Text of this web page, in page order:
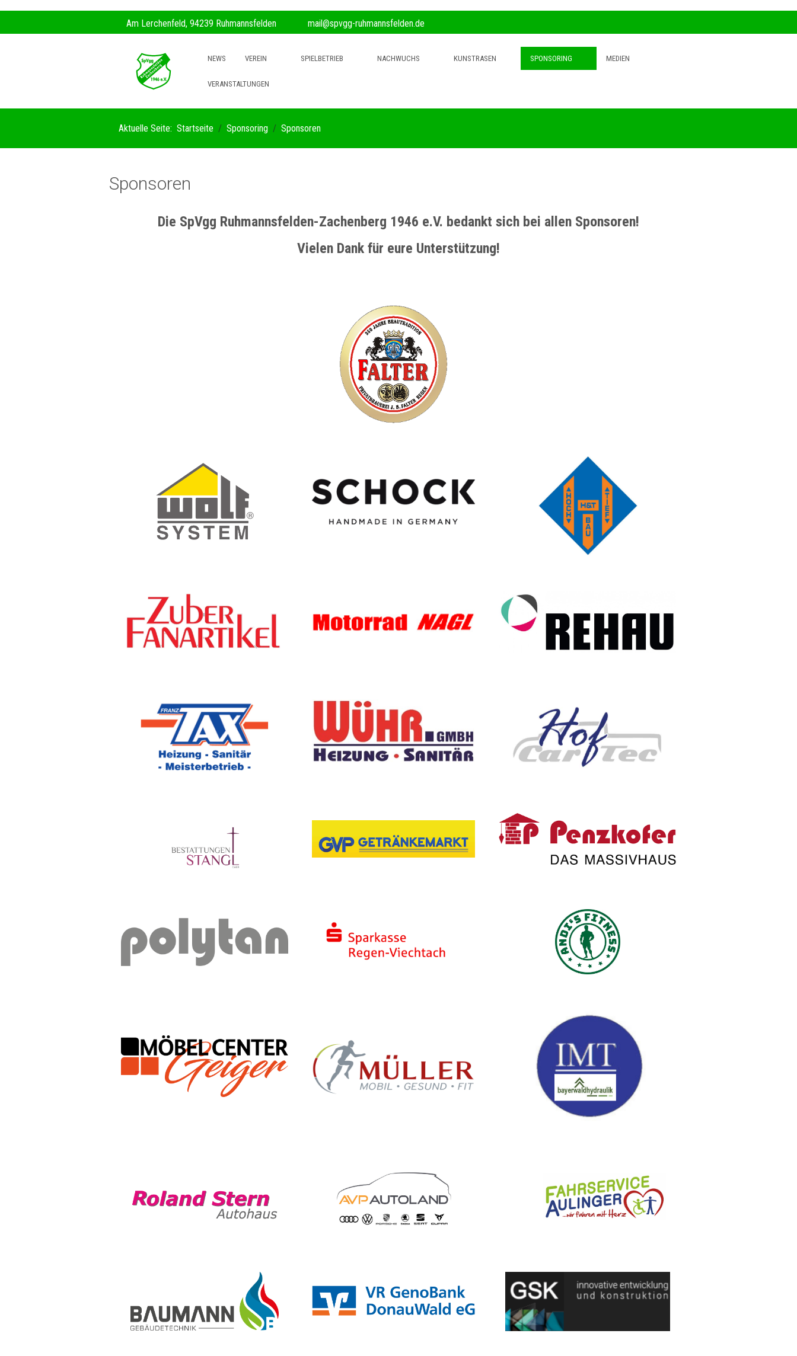
https://www.traditionrolex.com/35
Am Lerchenfeld, 94239 Ruhmannsfelden
mail@spvgg-ruhmannsfelden.de
NEWS VEREIN SPIELBETRIEB NACHWUCHS KUNSTRASEN SPONSORING MEDIEN
VERANSTALTUNGEN
Aktuelle Seite: Startseite Sponsoring Sponsoren
Sponsoren
Die SpVgg Ruhmannsfelden-Zachenberg 1946 e.V. bedankt sich bei allen Sponsoren!
Vielen Dank für eure Unterstützung!